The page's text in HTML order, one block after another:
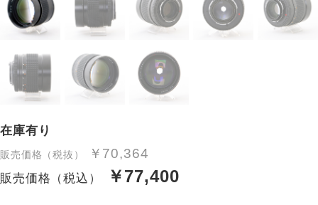
在庫有り
販売価格（税抜） ￥70,364
販売価格（税込） ￥77,400